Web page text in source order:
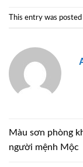
This entry was posted
Màu sơn phòng
người mệnh Mộc